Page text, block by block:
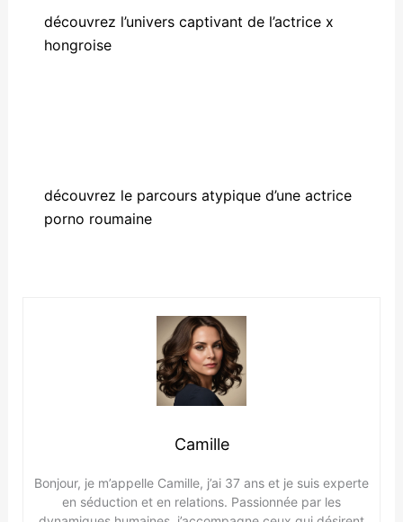
découvrez l’univers captivant de l’actrice x
hongroise
découvrez le parcours atypique d’une actrice
porno roumaine
Camille
Bonjour, je m’appelle Camille, j’ai 37 ans et je suis experte
en séduction et en relations. Passionnée par les